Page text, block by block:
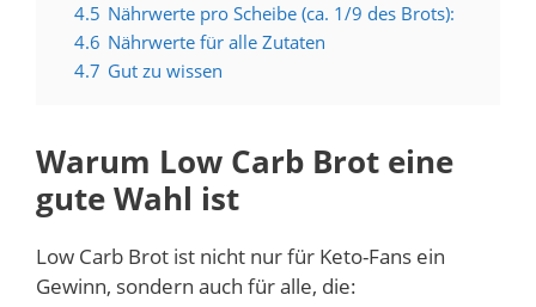
4.5 Nährwerte pro Scheibe (ca. 1/9 des Brots):
4.6 Nährwerte für alle Zutaten
4.7 Gut zu wissen
Warum Low Carb Brot eine
gute Wahl ist
Low Carb Brot ist nicht nur für Keto-Fans ein
Gewinn, sondern auch für alle, die: